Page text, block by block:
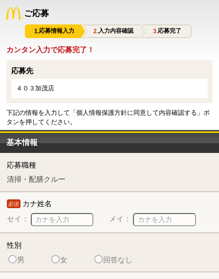
ご応募
応募情報入力 入力内容確認 応募完了
カンタン入力で応募完了！
応募先
４０３加茂店
下記の情報を入力して「個人情報保護方針に同意して内容確認する」ボ
タンを押してください。
基本情報
応募職種
清掃・配膳クルー
必須 カナ姓名
セイ：
メイ：
性別
男
女 回答なし